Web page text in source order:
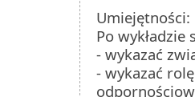
Umiejętności:
Po
- wykazać
- wykazać